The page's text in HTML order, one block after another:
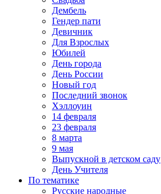
Дембель
Гендер пати
Девичник
Для Взрослых
Юбилей
День города
День России
Новый год
Последний звонок
Хэллоуин
14 февраля
23 февраля
8 марта
9 мая
Выпускной в детском саду
День Учителя
По тематике
Русские народные